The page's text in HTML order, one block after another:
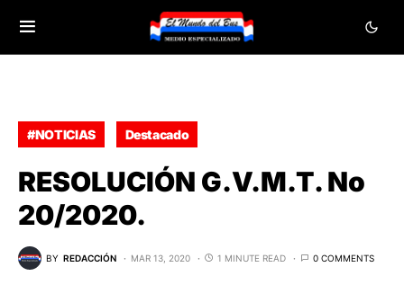
#NOTICIAS Destacado
RESOLUCIÓN G.V.M.T. No
20/2020.
BY REDACCIÓN MAR 13, 2020 1 MINUTE READ 0 COMMENTS